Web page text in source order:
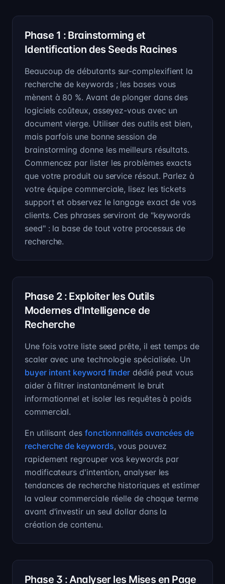
Phase 1 : Brainstorming et
Identification des Seeds Racines
Beaucoup de débutants sur-complexifient la
recherche de keywords ; les bases vous
mènent à 80 %. Avant de plonger dans des
logiciels coûteux, asseyez-vous avec un
document vierge. Utiliser des outils est bien,
mais parfois une bonne session de
brainstorming donne les meilleurs résultats.
Commencez par lister les problèmes exacts
que votre produit ou service résout. Parlez à
votre équipe commerciale, lisez les tickets
support et observez le langage exact de vos
clients. Ces phrases serviront de "keywords
seed" : la base de tout votre processus de
recherche.
Phase 2 : Exploiter les Outils
Modernes d'Intelligence de
Recherche
Une fois votre liste seed prête, il est temps de
scaler avec une technologie spécialisée. Un
buyer intent keyword finder dédié peut vous
aider à filtrer instantanément le bruit
informationnel et isoler les requêtes à poids
commercial.
En utilisant des fonctionnalités avancées de
recherche de keywords, vous pouvez
rapidement regrouper vos keywords par
modificateurs d'intention, analyser les
tendances de recherche historiques et estimer
la valeur commerciale réelle de chaque terme
avant d'investir un seul dollar dans la
création de contenu.
Phase 3 : Analyser les Mises en Page